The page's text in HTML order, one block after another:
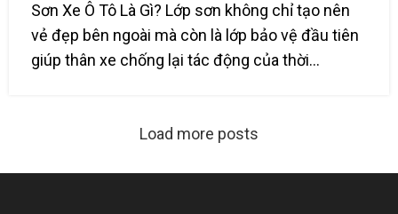
Sơn Xe Ô Tô Là Gì? Lớp sơn không chỉ tạo nên
vẻ đẹp bên ngoài mà còn là lớp bảo vệ đầu tiên
giúp thân xe chống lại tác động của thời...
Load more posts